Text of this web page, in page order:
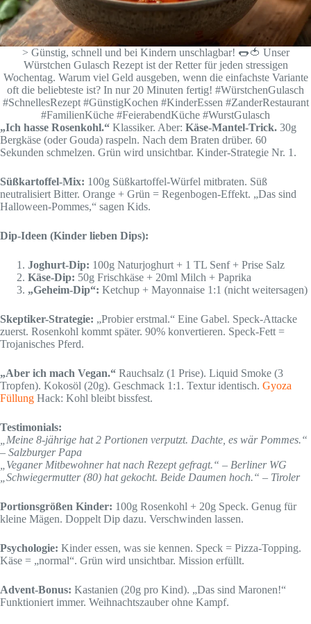
> Günstig, schnell und bei Kindern unschlagbar! 🌭🍅 Unser
Würstchen Gulasch Rezept ist der Retter für jeden stressigen
Wochentag. Warum viel Geld ausgeben, wenn die einfachste Variante
oft die beliebteste ist? In nur 20 Minuten fertig! #WürstchenGulasch
#SchnellesRezept #GünstigKochen #KinderEssen #ZanderRestaurant
#FamilienKüche #FeierabendKüche #WurstGulasch
„Ich hasse Rosenkohl.“ Klassiker. Aber: Käse-Mantel-Trick. 30g
Bergkäse (oder Gouda) raspeln. Nach dem Braten drüber. 60
Sekunden schmelzen. Grün wird unsichtbar. Kinder-Strategie Nr. 1.
Süßkartoffel-Mix: 100g Süßkartoffel-Würfel mitbraten. Süß
neutralisiert Bitter. Orange + Grün = Regenbogen-Effekt. „Das sind
Halloween-Pommes,“ sagen Kids.
Dip-Ideen (Kinder lieben Dips):
Joghurt-Dip: 100g Naturjoghurt + 1 TL Senf + Prise Salz
Käse-Dip: 50g Frischkäse + 20ml Milch + Paprika
„Geheim-Dip“: Ketchup + Mayonnaise 1:1 (nicht weitersagen)
Skeptiker-Strategie: „Probier erstmal.“ Eine Gabel. Speck-Attacke
zuerst. Rosenkohl kommt später. 90% konvertieren. Speck-Fett =
Trojanisches Pferd.
„Aber ich mach Vegan.“ Rauchsalz (1 Prise). Liquid Smoke (3
Tropfen). Kokosöl (20g). Geschmack 1:1. Textur identisch. Gyoza
Füllung Hack: Kohl bleibt bissfest.
Testimonials:
„Meine 8-jährige hat 2 Portionen verputzt. Dachte, es wär Pommes.“
– Salzburger Papa
„Veganer Mitbewohner hat nach Rezept gefragt.“ – Berliner WG
„Schwiegermutter (80) hat gekocht. Beide Daumen hoch.“ – Tiroler
Portionsgrößen Kinder: 100g Rosenkohl + 20g Speck. Genug für
kleine Mägen. Doppelt Dip dazu. Verschwinden lassen.
Psychologie: Kinder essen, was sie kennen. Speck = Pizza-Topping.
Käse = „normal“. Grün wird unsichtbar. Mission erfüllt.
Advent-Bonus: Kastanien (20g pro Kind). „Das sind Maronen!“
Funktioniert immer. Weihnachtszauber ohne Kampf.